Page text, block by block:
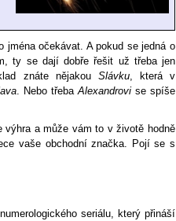
očekávat. A pokud se jedná o
ty se dají dobře řešit už třeba jen
znáte nějakou Slávku, která v
. Nebo třebaAlexandrovise spíše
výhra a může vám to v životě hodně
vaše obchodní značka. Pojí se s
seriálu, který přináší